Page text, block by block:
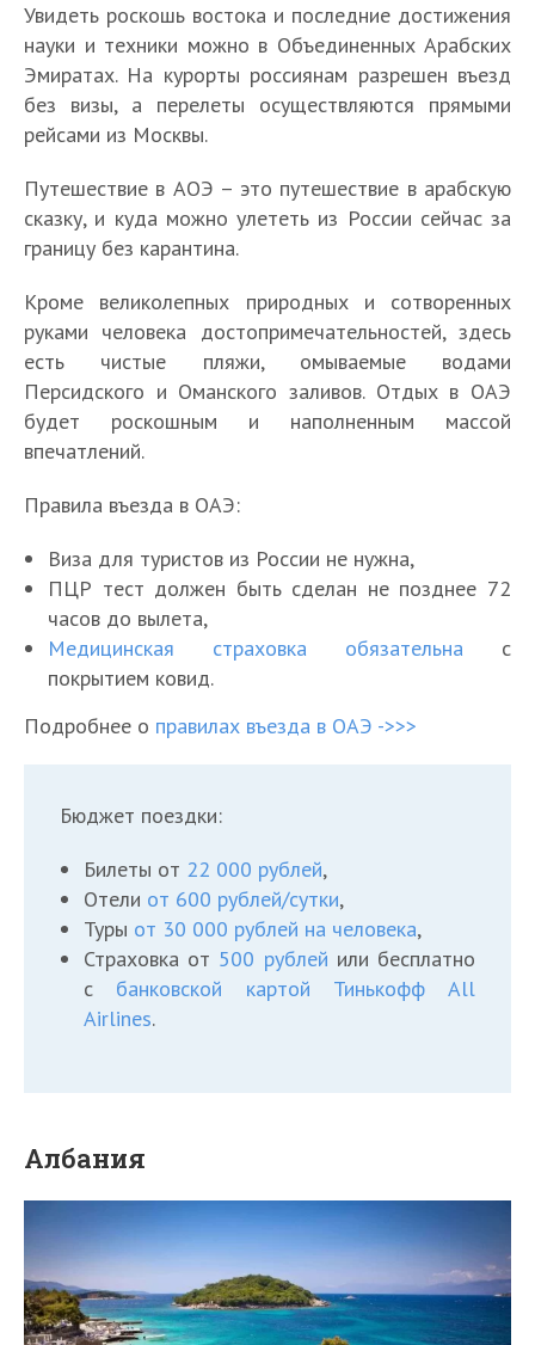
Увидеть роскошь востока и последние достижения
науки и техники можно в Объединенных Арабских
Эмиратах. На курорты россиянам разрешен въезд
без визы, а перелеты осуществляются прямыми
рейсами из Москвы.
Путешествие в АОЭ – это путешествие в арабскую
сказку, и куда можно улететь из России сейчас за
границу без карантина.
Кроме великолепных природных и сотворенных
руками человека достопримечательностей, здесь
есть чистые пляжи, омываемые водами
Персидского и Оманского заливов. Отдых в ОАЭ
будет роскошным и наполненным массой
впечатлений.
Правила въезда в ОАЭ:
Виза для туристов из России не нужна,
ПЦР тест должен быть сделан не позднее 72
часов до вылета,
Медицинская страховка обязательна с
покрытием ковид.
Подробнее о правилах въезда в ОАЭ ->>>
Бюджет поездки:
Билеты от 22 000 рублей,
Отели от 600 рублей/сутки,
Туры от 30 000 рублей на человека,
Страховка от 500 рублей или бесплатно
с банковской картой Тинькофф All
Airlines.
Албания